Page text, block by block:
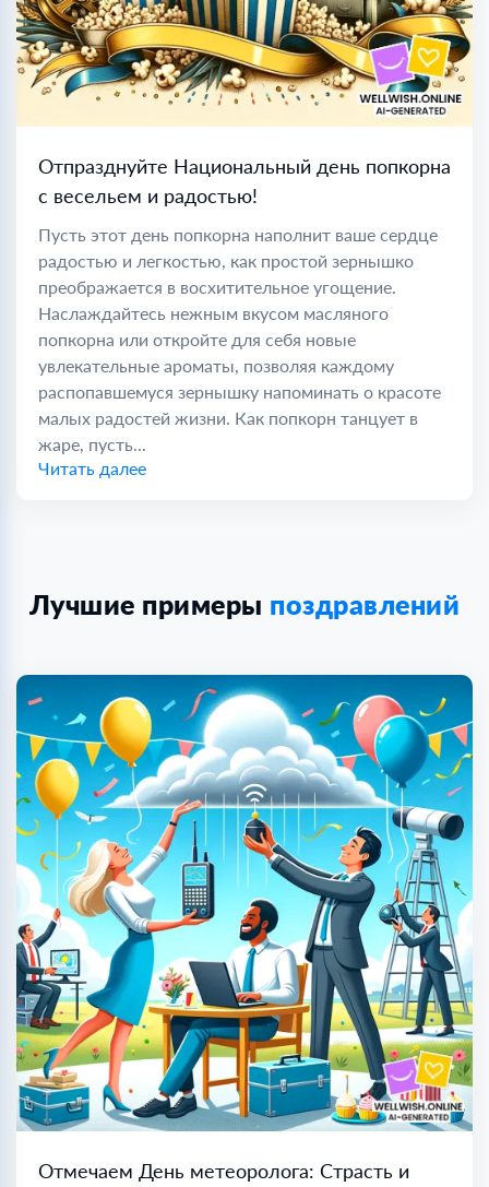
Отпразднуйте Национальный день попкорна
с весельем и радостью!
Пусть этот день попкорна наполнит ваше сердце
радостью и легкостью, как простой зернышко
преображается в восхитительное угощение.
Наслаждайтесь нежным вкусом масляного
попкорна или откройте для себя новые
увлекательные ароматы, позволяя каждому
распопавшемуся зернышку напоминать о красоте
малых радостей жизни. Как попкорн танцует в
жаре, пусть...
Читать далее
Лучшие примеры поздравлений
Отмечаем День метеоролога: Страсть и